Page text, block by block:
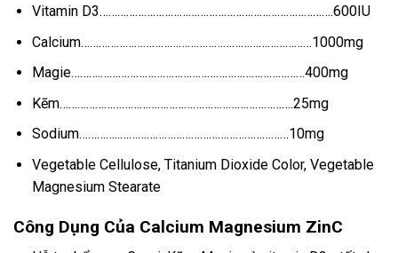
Vitamin D3…………………………………………………………………….600IU
Calcium……………………………………………………………………1000mg
Magie……….……………………………………………………………400mg
Kẽm…………………………………………………………………….25mg
Sodium…………..…………………………………………………10mg
Vegetable Cellulose, Titanium Dioxide Color, Vegetable
Magnesium Stearate
Công Dụng Của Calcium Magnesium ZinC